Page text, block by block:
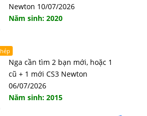
Newton 10/07/2026
Năm sinh: 2020
Nga cần tìm 2 bạn mới, hoặc 1
cũ + 1 mới CS3 Newton
06/07/2026
Năm sinh: 2015